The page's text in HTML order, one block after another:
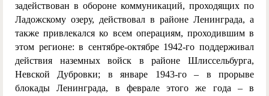
задействован в обороне коммуникаций, проходящих по
Ладожскому озеру, действовал в районе Ленинграда, а
также привлекался ко всем операциям, проходившим в
этом регионе: в сентябре-октябре 1942-го поддерживал
действия наземных войск в районе Шлиссельбурга,
Невской Дубровки; в январе 1943-го – в прорыве
блокады Ленинграда, в феврале этого же года – в